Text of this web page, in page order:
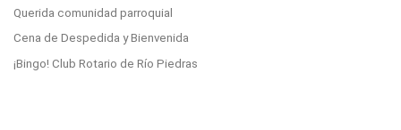
Querida comunidad parroquial
Cena de Despedida y Bienvenida
¡Bingo! Club Rotario de Río Piedras